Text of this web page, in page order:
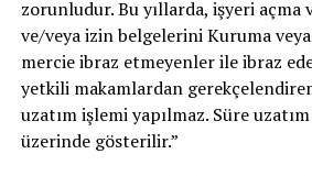
zorunludur. Bu yıllarda, işyeri açma
ve/veya izin belgelerini Kuruma
mercie ibraz etmeyenler ile ibraz
yetkili makamlardan
uzatım işlemi yapılmaz. Süre
üzerinde gösterilir.”